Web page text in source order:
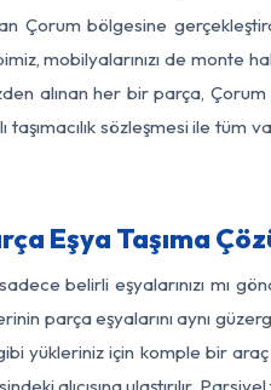
Çorum bölgesine
mobilyalarınızı de monte
alınan her bir parça,
sözleşmesi ile tüm
Eşya Taşıma
belirli eşyalarınızı mı
parça eşyalarını aynı
yükleriniz için komple bir araç